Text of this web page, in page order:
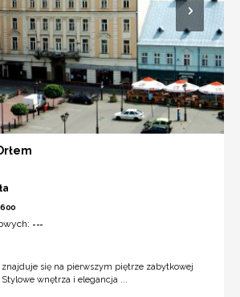
600
---
znajduje się na pierwszym piętrze zabytkowej
wnętrza i elegancja ...